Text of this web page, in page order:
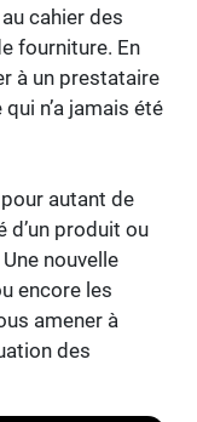
cahier des
fourniture. En
à un prestataire
n’a jamais été
autant de
produit ou
nouvelle
encore les
amener à
des